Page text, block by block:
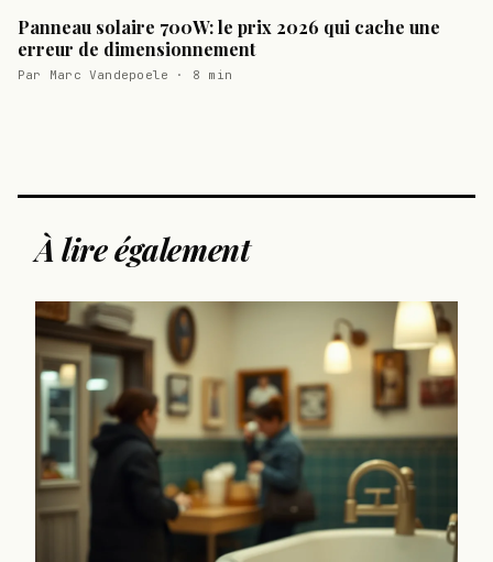
Panneau solaire 700W: le prix 2026 qui cache une
erreur de dimensionnement
Par Marc Vandepoele · 8 min
À lire également